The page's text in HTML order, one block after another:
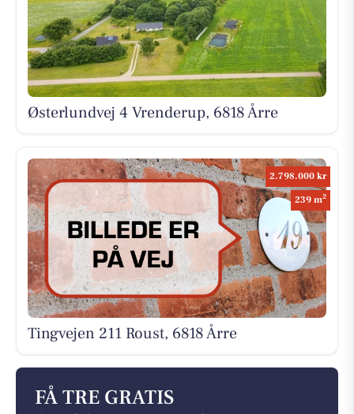
Østerlundvej 4 Vrenderup, 6818 Årre
2.798.000 kr
239 m2
Tingvejen 211 Roust, 6818 Årre
FÅ TRE GRATIS